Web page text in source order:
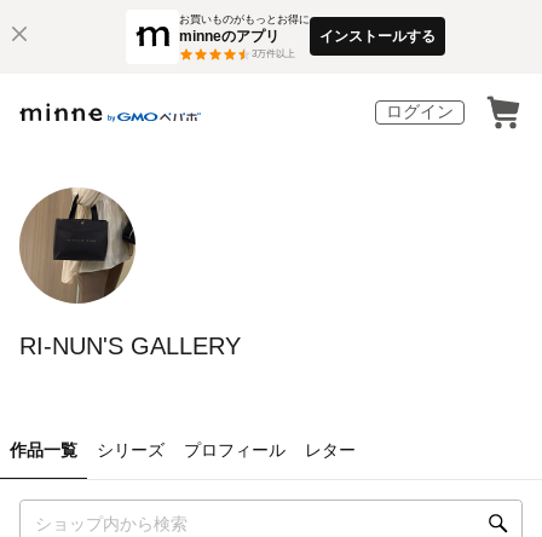
お買いものがもっとお得に
minneのアプリ
3万件以上
インストールする
ログイン
RI-NUN'S GALLERY
作品一覧 シリーズ プロフィール レター